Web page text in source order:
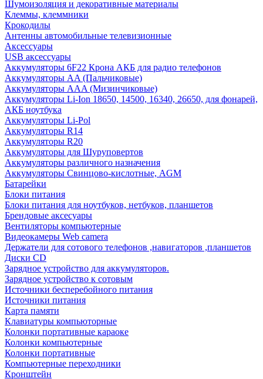
Шумоизоляция и декоративные материалы
Клеммы, клеммники
Крокодилы
Антенны автомобильные телевизионные
Аксессуары
USB аксессуары
Аккумуляторы 6F22 Крона АКБ для радио телефонов
Аккумуляторы AA (Пальчиковые)
Аккумуляторы AAA (Мизинчиковые)
Аккумуляторы Li-Ion 18650, 14500, 16340, 26650, для фонарей,
АКБ ноутбука
Аккумуляторы Li-Pol
Аккумуляторы R14
Аккумуляторы R20
Аккумуляторы для Шуруповертов
Аккумуляторы различного назначения
Аккумуляторы Свинцово-кислотные, AGM
Батарейки
Блоки питания
Блоки питания для ноутбуков, нетбуков, планшетов
Брендовые аксесуары
Вентиляторы компьютерные
Видеокамеры Web camera
Держатели для сотового телефонов ,навигаторов ,планшетов
Диски CD
Зарядное устройство для аккумуляторов.
Зарядное устройство к сотовым
Источники бесперебойного питания
Источники питания
Карта памяти
Клавиатуры компьюторные
Колонки портативные караоке
Колонки компьютерные
Колонки портативные
Компьютерные переходники
Кронштейн